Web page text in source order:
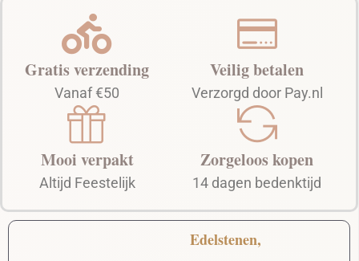
Gratis verzending
Vanaf €50
Mooi verpakt
Altijd Feestelijk
Veilig betalen
Verzorgd door Pay.nl
Zorgeloos kopen
14 dagen bedenktijd
Edelstenen,